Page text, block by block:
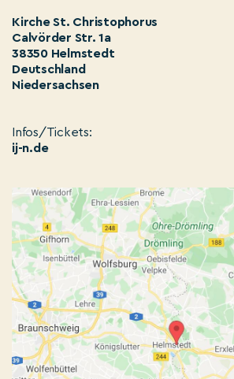
Kirche St. Christophorus
Calvörder Str. 1a
38350 Helmstedt
Deutschland
Niedersachsen
Infos/Tickets:
ij-n.de